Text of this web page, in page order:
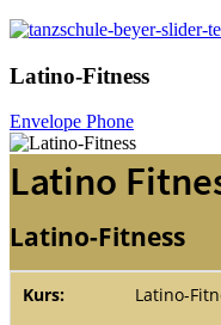
Latino-Fitness
Envelope Phone